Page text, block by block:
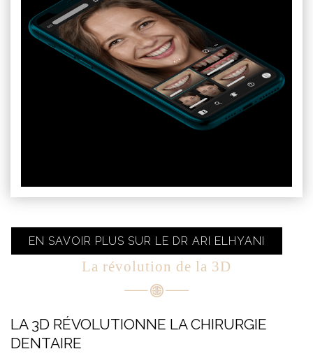
EN SAVOIR PLUS SUR LE DR ARI ELHYANI
La révolution de la 3D
LA 3D RÉVOLUTIONNE LA CHIRURGIE
DENTAIRE